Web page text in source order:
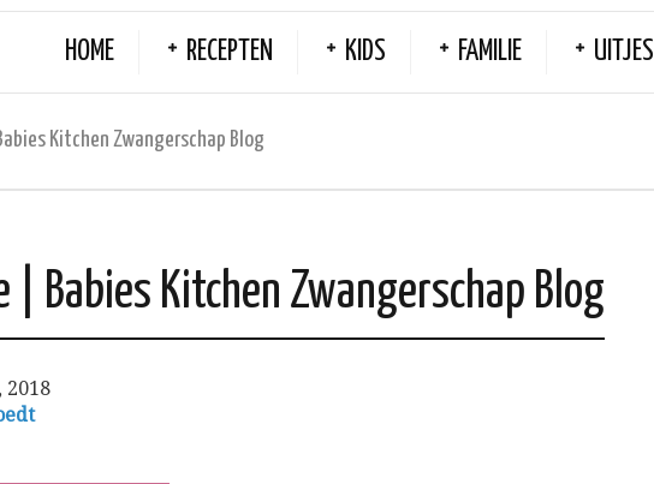
HOME RECEPTEN KIDS FAMILIE UITJES
Kitchen Zwangerschap Blog
| Babies Kitchen Zwangerschap Blog
2018